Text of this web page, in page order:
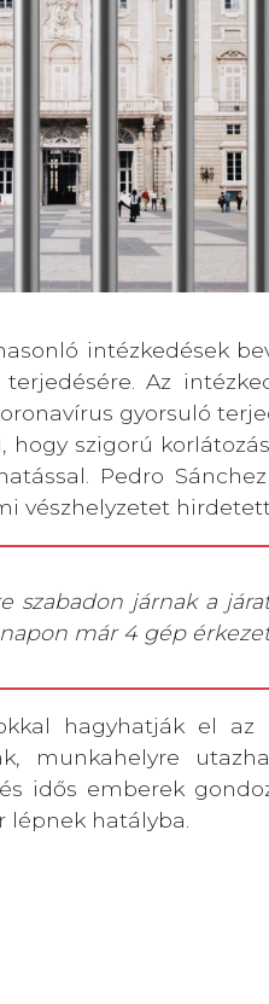
intézkedések
Az
gyorsuló
hogy szigorú
Pedro
vészhelyzetet
szabadon járnak a
már 4 gép
hagyhatják el
munkahelyre
idős emberek
lépnek hatályba.